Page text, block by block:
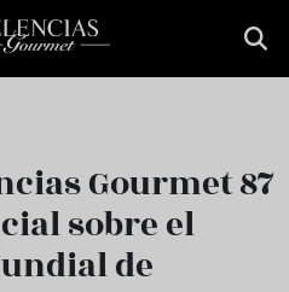
Gourmet 87
sobre el
de